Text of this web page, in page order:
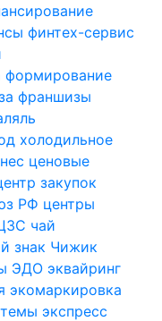
финтех-сервис
формирование
франшизы
холодильное
ценовые
закупок
РФ центры
чай
знак Чижик
ЭДО эквайринг
экомаркировка
экспресс